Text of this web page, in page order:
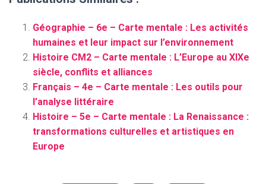
Géographie – 6e – Carte mentale : Les activités
humaines et leur impact sur l’environnement
Histoire CM2 – Carte mentale : L’Europe au XIXe
siècle, conflits et alliances
Français – 4e – Carte mentale : Les outils pour
l’analyse littéraire
Histoire – 5e – Carte mentale : La Renaissance :
transformations culturelles et artistiques en
Europe